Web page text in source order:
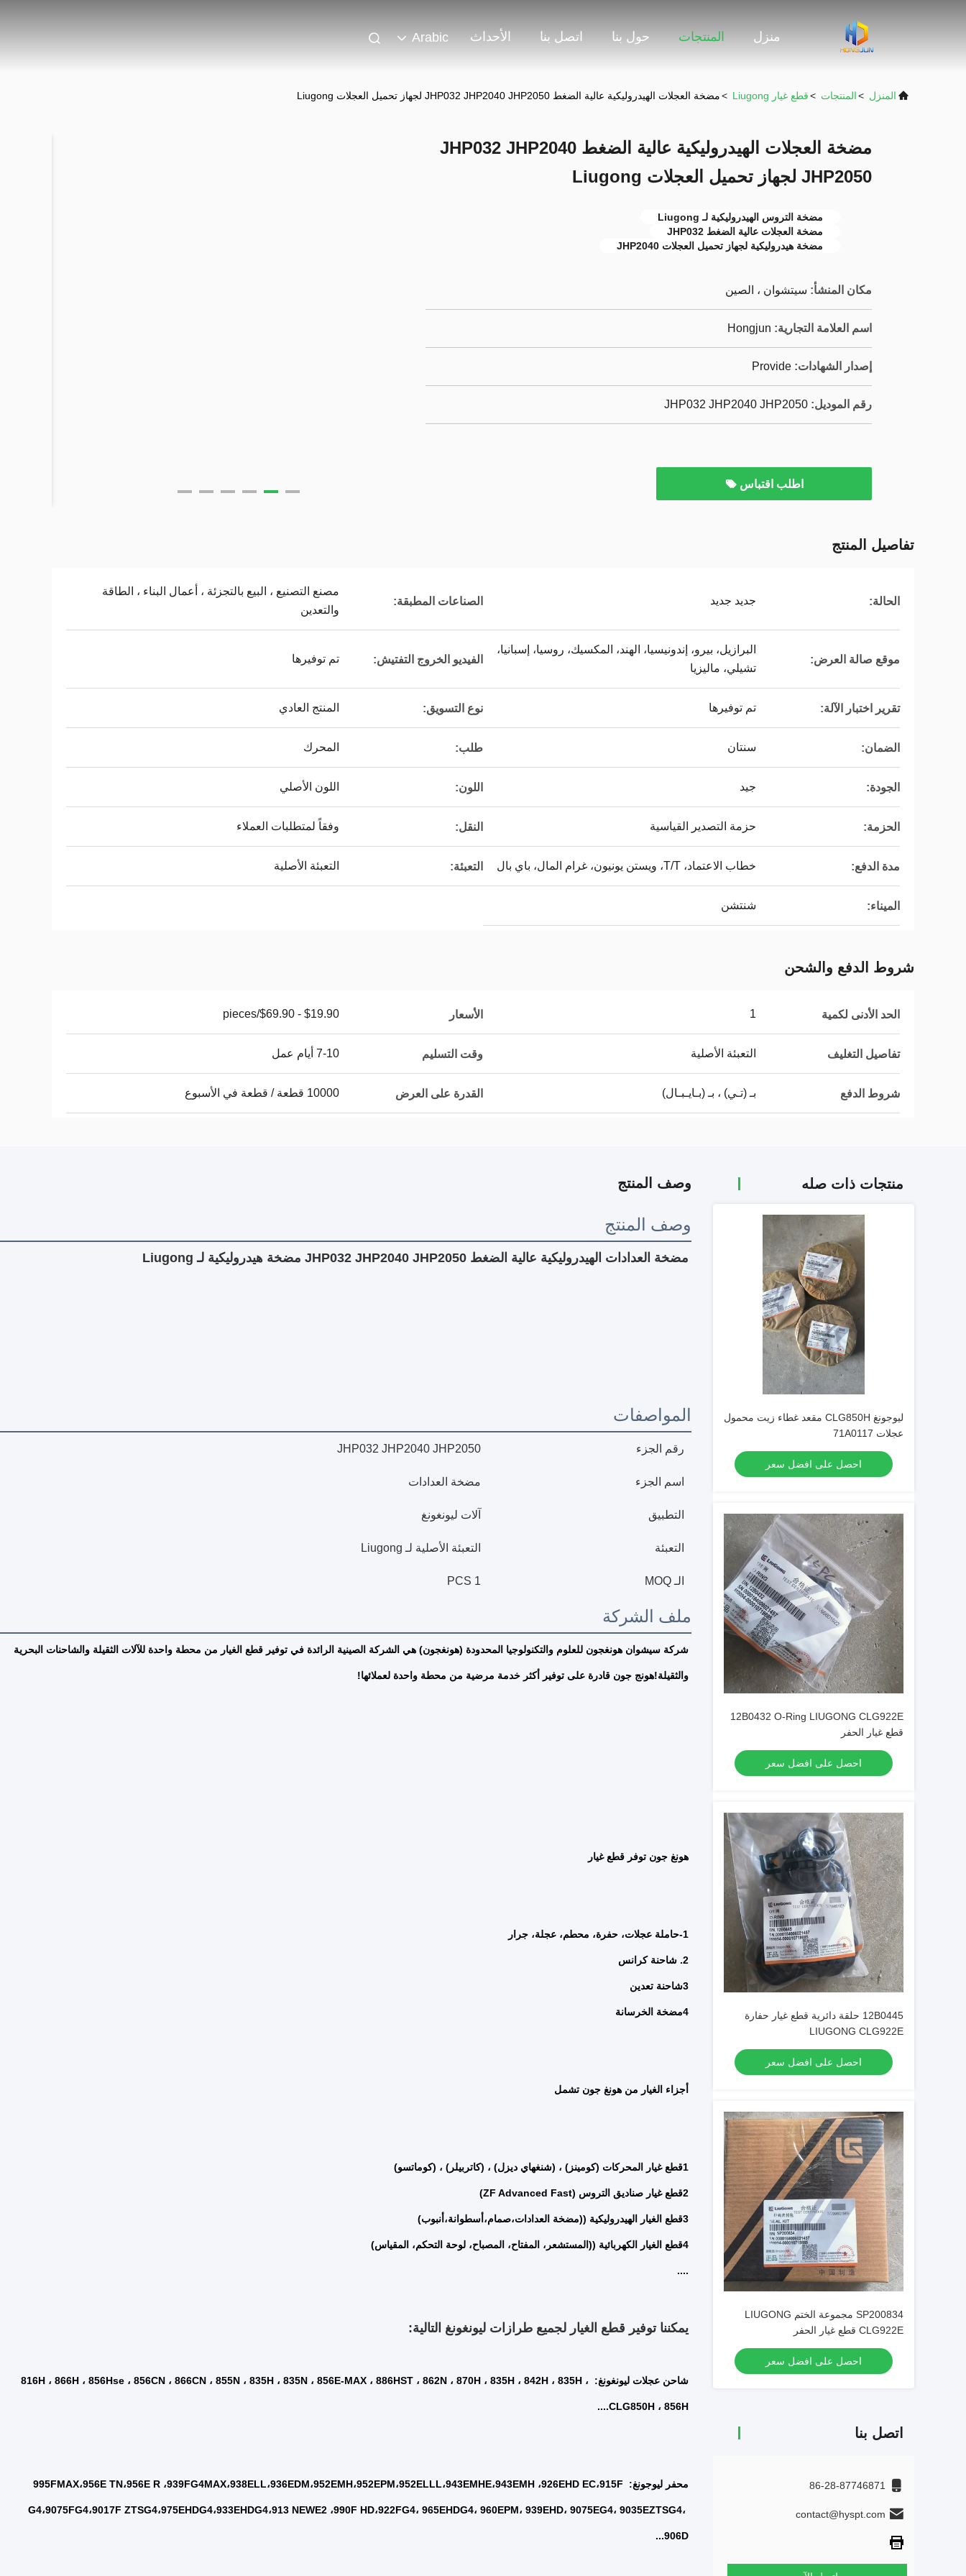
منزل المنتجات حول بنا اتصل بنا الأحداث Arabic
المنزل >المنتجات >قطع غيار Liugong >مضخة العجلات الهيدروليكية عالية الضغط JHP032 JHP2040 JHP2050 لجهاز تحميل العجلات Liugong
مضخة العجلات الهيدروليكية عالية الضغط JHP032 JHP2040
JHP2050 لجهاز تحميل العجلات Liugong
مضخة التروس الهيدروليكية لـ Liugong
مضخة العجلات عالية الضغط JHP032
مضخة هيدروليكية لجهاز تحميل العجلات JHP2040
مكان المنشأ: سيتشوان ، الصين
اسم العلامة التجارية: Hongjun
إصدار الشهادات: Provide
رقم الموديل: JHP032 JHP2040 JHP2050
اطلب اقتباس
تفاصيل المنتج
الحالة: جديد جديد الصناعات المطبقة:
مصنع التصنيع ، البيع بالتجزئة ، أعمال البناء ، الطاقة
والتعدين
موقع صالة العرض:
البرازيل، بيرو، إندونيسيا، الهند، المكسيك، روسيا، إسبانيا،
تشيلي، ماليزيا
الفيديو الخروج التفتيش: تم توفيرها
تقرير اختبار الآلة: تم توفيرها نوع التسويق: المنتج العادي
الضمان: سنتان طلب: المحرك
الجودة: جيد اللون: اللون الأصلي
الحزمة: حزمة التصدير القياسية النقل: وفقاً لمتطلبات العملاء
مدة الدفع: خطاب الاعتماد، T/T، ويستن يونيون، غرام المال، باي بال التعبئة: التعبئة الأصلية
الميناء: شنتشن
شروط الدفع والشحن
الحد الأدنى لكمية 1 الأسعار $19.90 - $69.90/pieces
تفاصيل التغليف التعبئة الأصلية وقت التسليم 7-10 أيام عمل
شروط الدفع بـ (تـي) ، بـ (بـايـبـال) القدرة على العرض 10000 قطعة / قطعة في الأسبوع
منتجات ذات صله
ليوجونغ CLG850H مقعد غطاء زيت محمول
عجلات 71A0117
احصل على افضل سعر
12B0432 O-Ring LIUGONG CLG922E
قطع غيار الحفر
احصل على افضل سعر
12B0445 حلقة دائرية قطع غيار حفارة
LIUGONG CLG922E
احصل على افضل سعر
SP200834 مجموعة الختم LIUGONG
CLG922E قطع غيار الحفر
احصل على افضل سعر
اتصل بنا
86-28-87746871
contact@hyspt.com
وصف المنتج
وصف المنتج
مضخة العدادات الهيدروليكية عالية الضغط JHP032 JHP2040 JHP2050 مضخة هيدروليكية لـ Liugong
المواصفات
رقم الجزء JHP032 JHP2040 JHP2050
اسم الجزء مضخة العدادات
التطبيق آلات ليونغونغ
التعبئة التعبئة الأصلية لـ Liugong
الـ MOQ 1 PCS
ملف الشركة
والثقيلة!هونج جون قادرة على توفير أكثر خدمة مرضية من محطة واحدة لعملائها!
هونغ جون توفر قطع غيار
1-حاملة عجلات، حفرة، محطم، عجلة، جرار
2. شاحنة كرانس
3شاحنة تعدين
4مضخة الخرسانة
أجزاء الغيار من هونغ جون تشمل
1قطع غيار المحركات (كومينز) ، (شنغهاي ديزل) ، (كاتربيلر) ، (كوماتسو)
2قطع غيار صناديق التروس (ZF Advanced Fast)
3قطع الغيار الهيدروليكية ((مضخة العدادات،صمام،أسطوانة،أنبوب)
4قطع الغيار الكهربائية ((المستشعر، المفتاح، المصباح، لوحة التحكم، المقياس)
....
يمكننا توفير قطع الغيار لجميع طرازات ليونغونغ التالية:
شاحن عجلات ليونغونغ: 816H ، 866H ، 856Hse ، 856CN ، 866CN ، 855N ، 835H ، 835N ، 856E-MAX ، 886HST ، 862N ، 870H ، 835H ، 842H ، 835H ،
CLG850H ، 856H....
محفر ليوجونغ: 995FMAX،956E TN،956E R ،939FG4MAX،938ELL،936EDM،952EMH،952EPM،952ELLL،943EMHE،943EMH ،926EHD EC،915F
G4،9075FG4،9017F ZTSG4،975EHDG4،933EHDG4،913 NEWE2 ،990F HD،922FG4، 965EHDG4، 960EPM، 939EHD، 9075EG4، 9035EZTSG4،
906D...